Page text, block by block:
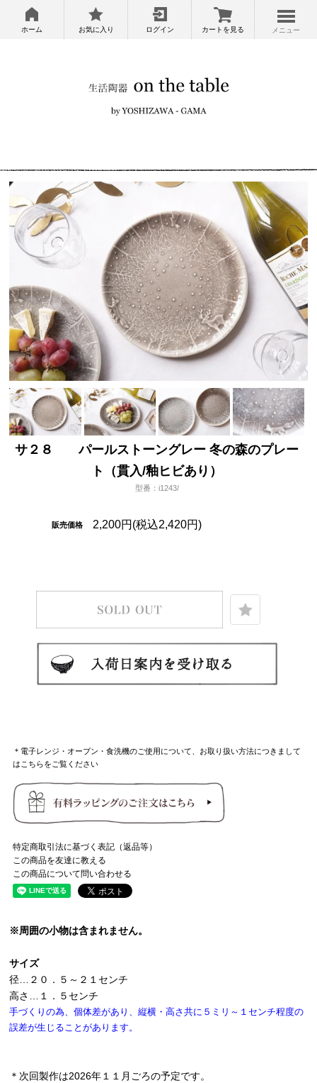
ホーム お気に入り ログイン カートを見る メニュー
サ２８ パールストーングレー 冬の森のプレー
ト（貫入/釉ヒビあり）
型番：i1243/
販売価格 2,200円(税込2,420円)
＊電子レンジ・オーブン・食洗機のご使用について、お取り扱い方法につきまして
はこちらをご覧ください
特定商取引法に基づく表記（返品等）
この商品を友達に教える
この商品について問い合わせる
※周囲の小物は含まれません。
サイズ
径…２０．５～２１センチ
高さ…１．５センチ
手づくりの為、個体差があり、縦横・高さ共に５ミリ～１センチ程度の
誤差が生じることがあります。
＊次回製作は2026年１１月ごろの予定です。